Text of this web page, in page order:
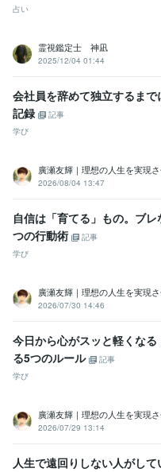
占い
霊視鑑定士 神凪
2025/12/04 01:44
会社員を辞めて独立するま
記録
記事
学び
廣瀬友輝｜理想の人生を実現
2026/08/04 13:47
自信は「育てる」もの。ブ
つの行動術
記事
学び
廣瀬友輝｜理想の人生を実現
2026/07/30 14:46
今日から心がスッと軽くな
る5つのルール
記事
学び
廣瀬友輝｜理想の人生を実現
2026/07/29 13:14
人生で遠回りしない人がして